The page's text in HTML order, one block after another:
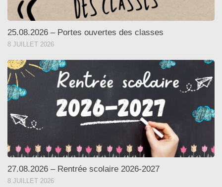
25.08.2026 – Portes ouvertes des classes
8 JUILLET 2026
27.08.2026 – Rentrée scolaire 2026-2027
8 JUILLET 2026